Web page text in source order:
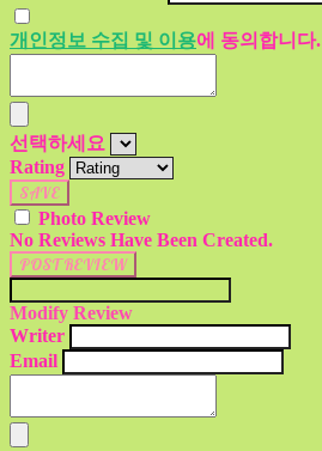
개인정보 수집 및 이용에 동의합니다.
선택하세요
Rating
SAVE
Photo Review
No Reviews Have Been Created.
POST REVIEW
Modify Review
Writer
Email